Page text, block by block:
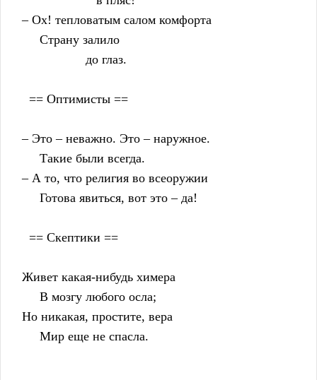
    – Ох! тепловатым салом комфорта
         Страну залило
                      до глаз.
      == Оптимисты ==
    – Это – неважно. Это – наружное.
         Такие были всегда.
    – А то, что религия во всеоружии
         Готова явиться, вот это – да!
      == Скептики ==
    Живет какая-нибудь химера
         В мозгу любого осла;
    Но никакая, простите, вера
         Мир еще не спасла.